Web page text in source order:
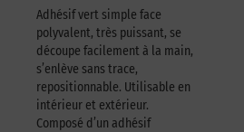
Adhésif vert simple face
polyvalent, très puissant, se
découpe facilement à la main,
s’enlève sans trace,
repositionnable. Utilisable en
intérieur et extérieur.
Composé d’un adhésif